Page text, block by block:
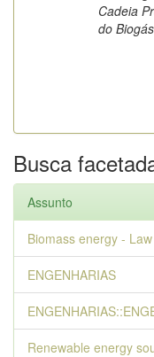
Cadeia
do Biogás
Busca
Assunto
Biomass energy -
ENGENHARIAS
Renewable energy